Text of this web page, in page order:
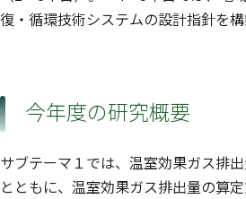
復・循環技術システムの設計指針を構
今年度の研究概要
サブテーマ１では、温室効果ガス排
とともに、温室効果ガス排出量の算